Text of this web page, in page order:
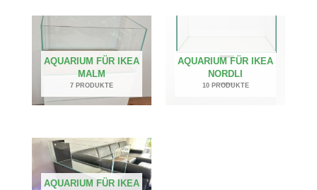
AQUARIUM FÜR IKEA
MALM
7 PRODUKTE
AQUARIUM FÜR IKEA
NORDLI
10 PRODUKTE
AQUARIUM FÜR IKEA